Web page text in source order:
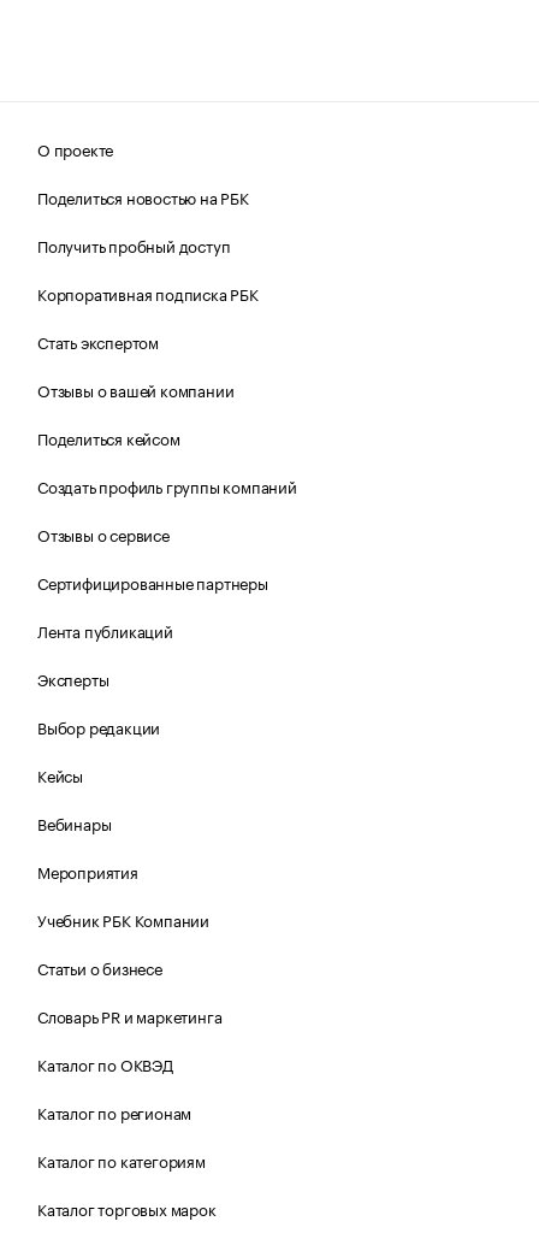
О проекте
Поделиться новостью на РБК
Получить пробный доступ
Корпоративная подписка РБК
Стать экспертом
Отзывы о вашей компании
Поделиться кейсом
Создать профиль группы компаний
Отзывы о сервисе
Сертифицированные партнеры
Лента публикаций
Эксперты
Выбор редакции
Кейсы
Вебинары
Мероприятия
Учебник РБК Компании
Статьи о бизнесе
Словарь PR и маркетинга
Каталог по ОКВЭД
Каталог по регионам
Каталог по категориям
Каталог торговых марок